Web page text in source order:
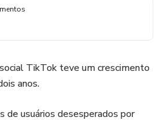
TikTok teve um crescimento
anos.
usuários desesperados por